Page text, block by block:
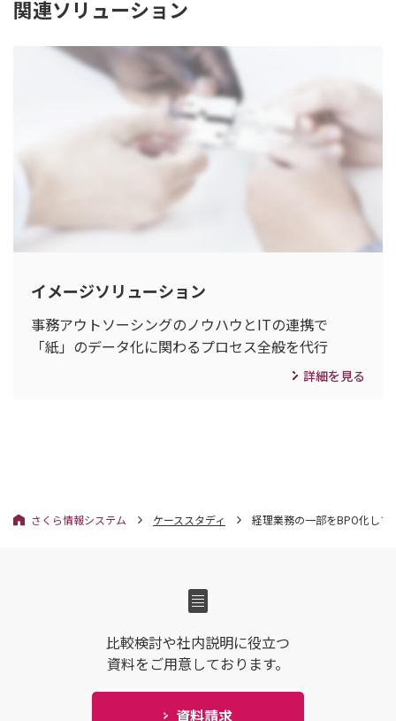
関連ソリューション
イメージソリューション
事務アウトソーシングのノウハウとITの連携で
「紙」のデータ化に関わるプロセス全般を代行
詳細を見る
さくら情報システム ケーススタディ 経理業務の一部をBPO化し
比較検討や社内説明に役立つ
資料をご用意しております。
資料請求